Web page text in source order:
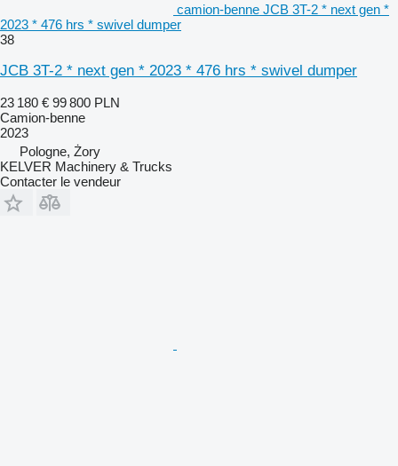
camion-benne JCB 3T-2 * next gen *
2023 * 476 hrs * swivel dumper
38
JCB 3T-2 * next gen * 2023 * 476 hrs * swivel dumper
23 180 € 99 800 PLN
Camion-benne
2023
Pologne, Żory
KELVER Machinery & Trucks
Contacter le vendeur